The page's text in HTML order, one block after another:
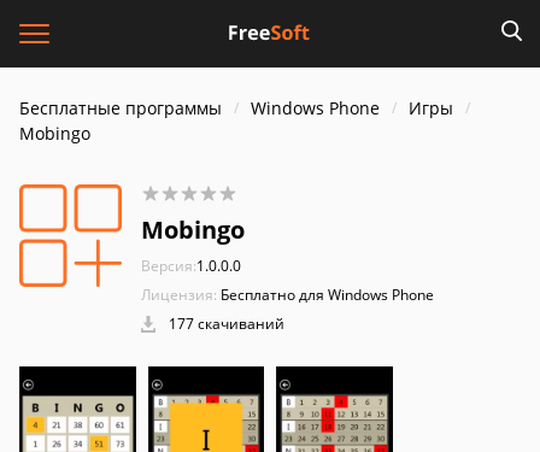
Бесплатные программы Windows Phone
Игры
Mobingo
Mobingo
Версия:1.0.0.0
Лицензия: Бесплатно для Windows Phone
177 скачиваний